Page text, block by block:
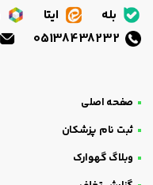
بله ایتا
صفحه اصلی
ثبت نام پزشکان
وبلاگ گهوارک